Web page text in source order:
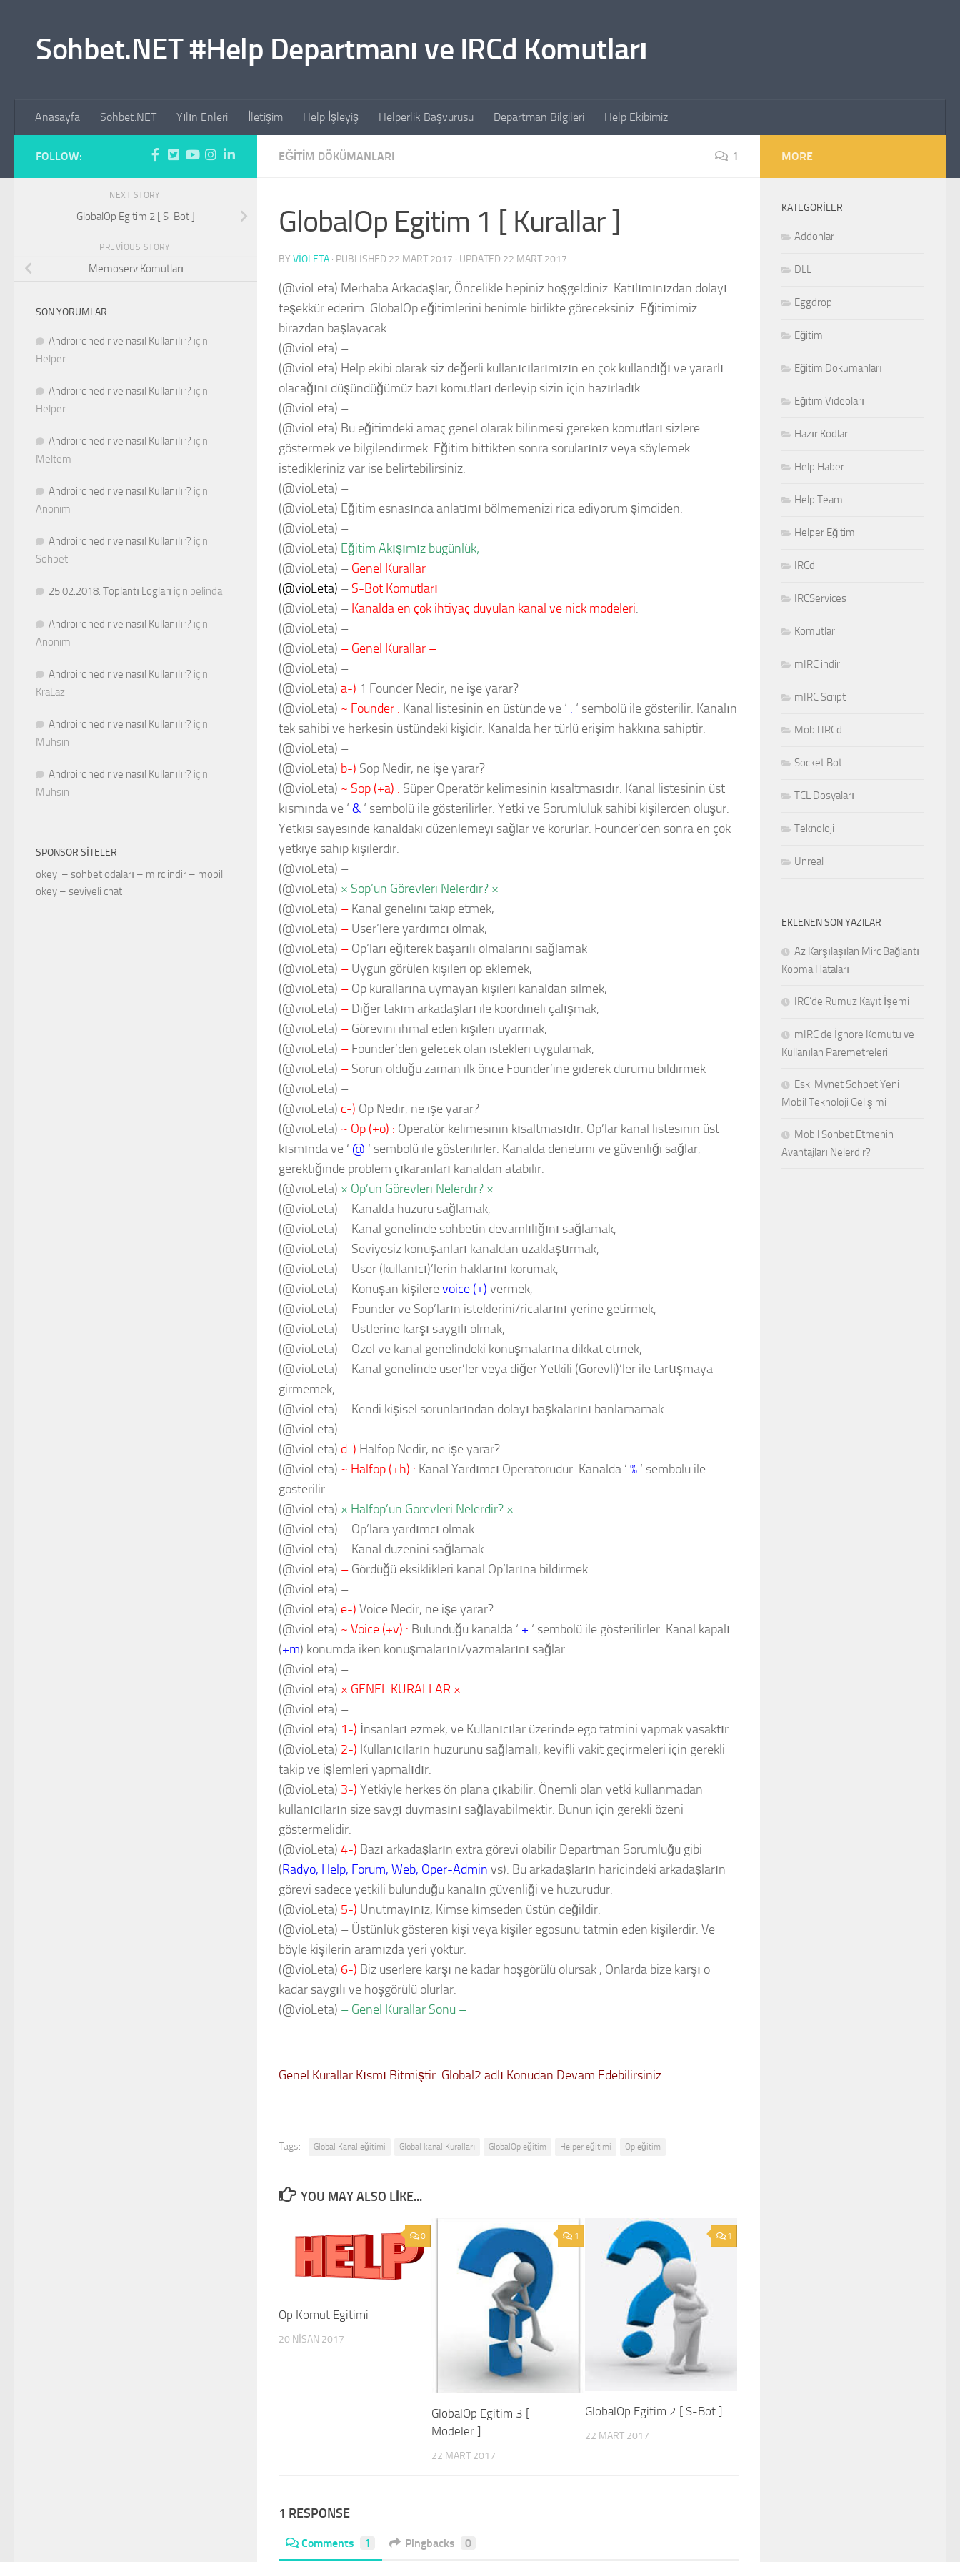
Sohbet.NET #Help Departmanı ve IRCd Komutları
Anasayfa Sohbet.NET Yılın Enleri İletişim Help İşleyiş Helperlik Başvurusu Departman Bilgileri Help Ekibimiz
EĞITIM DÖKÜMANLARI 1
GlobalOp Egitim 1 [ Kurallar ]
BY VIOLETA · PUBLISHED 22 MART 2017 · UPDATED 22 MART 2017
(@vioLeta) Merhaba Arkadaşlar, Öncelikle hepiniz hoşgeldiniz. Katılımınızdan dolayı
teşekkür ederim. GlobalOp eğitimlerini benimle birlikte göreceksiniz. Eğitimimiz
birazdan başlayacak..
(@vioLeta) –
(@vioLeta) Help ekibi olarak siz değerli kullanıcılarımızın en çok kullandığı ve yararlı
olacağını düşündüğümüz bazı komutları derleyip sizin için hazırladık.
(@vioLeta) –
(@vioLeta) Bu eğitimdeki amaç genel olarak bilinmesi gereken komutları sizlere
göstermek ve bilgilendirmek. Eğitim bittikten sonra sorularınız veya söylemek
istedikleriniz var ise belirtebilirsiniz.
(@vioLeta) –
(@vioLeta) Eğitim esnasında anlatımı bölmemenizi rica ediyorum şimdiden.
(@vioLeta) –
(@vioLeta) Eğitim Akışımız bugünlük;
(@vioLeta) – Genel Kurallar
(@vioLeta) – S-Bot Komutları
(@vioLeta) – Kanalda en çok ihtiyaç duyulan kanal ve nick modeleri.
(@vioLeta) –
(@vioLeta) – Genel Kurallar –
(@vioLeta) –
(@vioLeta) a-) 1 Founder Nedir, ne işe yarar?
(@vioLeta) ~ Founder : Kanal listesinin en üstünde ve ‘ . ‘ sembolü ile gösterilir. Kanalın
tek sahibi ve herkesin üstündeki kişidir. Kanalda her türlü erişim hakkına sahiptir.
(@vioLeta) –
(@vioLeta) b-) Sop Nedir, ne işe yarar?
(@vioLeta) ~ Sop (+a) : Süper Operatör kelimesinin kısaltmasıdır. Kanal listesinin üst
kısmında ve ‘ & ‘ sembolü ile gösterilirler. Yetki ve Sorumluluk sahibi kişilerden oluşur.
Yetkisi sayesinde kanaldaki düzenlemeyi sağlar ve korurlar. Founder’den sonra en çok
yetkiye sahip kişilerdir.
(@vioLeta) –
(@vioLeta) × Sop’un Görevleri Nelerdir? ×
(@vioLeta) – Kanal genelini takip etmek,
(@vioLeta) – User’lere yardımcı olmak,
(@vioLeta) – Op’ları eğiterek başarılı olmalarını sağlamak
(@vioLeta) – Uygun görülen kişileri op eklemek,
(@vioLeta) – Op kurallarına uymayan kişileri kanaldan silmek,
(@vioLeta) – Diğer takım arkadaşları ile koordineli çalışmak,
(@vioLeta) – Görevini ihmal eden kişileri uyarmak,
(@vioLeta) – Founder’den gelecek olan istekleri uygulamak,
(@vioLeta) – Sorun olduğu zaman ilk önce Founder’ine giderek durumu bildirmek
(@vioLeta) –
(@vioLeta) c-) Op Nedir, ne işe yarar?
(@vioLeta) ~ Op (+o) : Operatör kelimesinin kısaltmasıdır. Op’lar kanal listesinin üst
kısmında ve ‘ @ ‘ sembolü ile gösterilirler. Kanalda denetimi ve güvenliği sağlar,
gerektiğinde problem çıkaranları kanaldan atabilir.
(@vioLeta) × Op’un Görevleri Nelerdir? ×
(@vioLeta) – Kanalda huzuru sağlamak,
(@vioLeta) – Kanal genelinde sohbetin devamlılığını sağlamak,
(@vioLeta) – Seviyesiz konuşanları kanaldan uzaklaştırmak,
(@vioLeta) – User (kullanıcı)’lerin haklarını korumak,
(@vioLeta) – Konuşan kişilerevoice (+) vermek,
(@vioLeta) – Founder ve Sop’ların isteklerini/ricalarını yerine getirmek,
(@vioLeta) – Üstlerine karşı saygılı olmak,
(@vioLeta) – Özel ve kanal genelindeki konuşmalarına dikkat etmek,
(@vioLeta) – Kanal genelinde user’ler veya diğer Yetkili (Görevli)’ler ile tartışmaya
girmemek,
(@vioLeta) – Kendi kişisel sorunlarından dolayı başkalarını banlamamak.
(@vioLeta) –
(@vioLeta) d-) Halfop Nedir, ne işe yarar?
(@vioLeta) ~ Halfop (+h) : Kanal Yardımcı Operatörüdür. Kanalda ‘ % ‘ sembolü ile
gösterilir.
(@vioLeta) × Halfop’un Görevleri Nelerdir? ×
(@vioLeta) – Op’lara yardımcı olmak.
(@vioLeta) – Kanal düzenini sağlamak.
(@vioLeta) – Gördüğü eksiklikleri kanal Op’larına bildirmek.
(@vioLeta) –
(@vioLeta) e-) Voice Nedir, ne işe yarar?
(@vioLeta) ~ Voice (+v) : Bulunduğu kanalda ‘ + ‘ sembolü ile gösterilirler. Kanal kapalı
(+m) konumda iken konuşmalarını/yazmalarını sağlar.
(@vioLeta) –
(@vioLeta) × GENEL KURALLAR ×
(@vioLeta) –
(@vioLeta) 1-) İnsanları ezmek, ve Kullanıcılar üzerinde ego tatmini yapmak yasaktır.
(@vioLeta) 2-) Kullanıcıların huzurunu sağlamalı, keyifli vakit geçirmeleri için gerekli
takip ve işlemleri yapmalıdır.
(@vioLeta) 3-) Yetkiyle herkes ön plana çıkabilir. Önemli olan yetki kullanmadan
kullanıcıların size saygı duymasını sağlayabilmektir. Bunun için gerekli özeni
göstermelidir.
(@vioLeta) 4-) Bazı arkadaşların extra görevi olabilir Departman Sorumluğu gibi
(Radyo, Help, Forum, Web, Oper-Admin vs). Bu arkadaşların haricindeki arkadaşların
görevi sadece yetkili bulunduğu kanalın güvenliği ve huzurudur.
(@vioLeta) 5-) Unutmayınız, Kimse kimseden üstün değildir.
(@vioLeta) – Üstünlük gösteren kişi veya kişiler egosunu tatmin eden kişilerdir. Ve
böyle kişilerin aramızda yeri yoktur.
(@vioLeta) 6-) Biz userlere karşı ne kadar hoşgörülü olursak , Onlarda bize karşı o
kadar saygılı ve hoşgörülü olurlar.
(@vioLeta) – Genel Kurallar Sonu –
Genel Kurallar Kısmı Bitmiştir. Global2 adlı Konudan Devam Edebilirsiniz.
Tags: Global Kanal eğitimi Global kanal Kuralları GlobalOp eğitim Helper eğitimi Op eğitim
YOU MAY ALSO LIKE...
0
Op Komut Egitimi
20 NISAN 2017
1
GlobalOp Egitim 3 [
Modeler ]
22 MART 2017
1
GlobalOp Egitim 2 [ S-Bot ]
22 MART 2017
1 RESPONSE
Comments 1 Pingbacks 0
FOLLOW:
NEXT STORY
GlobalOp Egitim 2 [ S-Bot ]
PREVIOUS STORY
Memoserv Komutları
SON YORUMLAR
Androirc nedir ve nasıl Kullanılır? için
Helper
Androirc nedir ve nasıl Kullanılır? için
Helper
Androirc nedir ve nasıl Kullanılır? için
Meltem
Androirc nedir ve nasıl Kullanılır? için
Anonim
Androirc nedir ve nasıl Kullanılır? için
Sohbet
25.02.2018. Toplantı Logları için belinda
Androirc nedir ve nasıl Kullanılır? için
Anonim
Androirc nedir ve nasıl Kullanılır? için
KraLaz
Androirc nedir ve nasıl Kullanılır? için
Muhsin
Androirc nedir ve nasıl Kullanılır? için
Muhsin
SPONSOR SITELER
okey – sohbet odaları – mirc indir – mobil
okey – seviyeli chat
MORE
KATEGORILER
Addonlar
DLL
Eggdrop
Eğitim
Eğitim Dökümanları
Eğitim Videoları
Hazır Kodlar
Help Haber
Help Team
Helper Eğitim
IRCd
IRCServices
Komutlar
mIRC indir
mIRC Script
Mobil IRCd
Socket Bot
TCL Dosyaları
Teknoloji
Unreal
EKLENEN SON YAZILAR
Az Karşılaşılan Mirc Bağlantı
Kopma Hataları
IRC’de Rumuz Kayıt İşemi
mIRC de İgnore Komutu ve
Kullanılan Paremetreleri
Eski Mynet Sohbet Yeni
Mobil Teknoloji Gelişimi
Mobil Sohbet Etmenin
Avantajları Nelerdir?